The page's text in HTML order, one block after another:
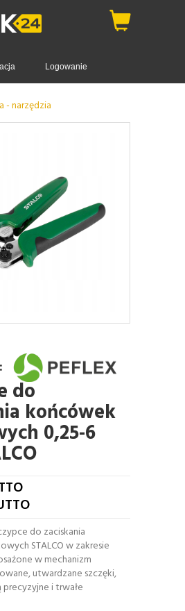
Logowanie
- narzędzia
do
końcówek
0,25-6
do zaciskania
STALCO w zakresie
w mechanizm
utwardzane szczęki,
i trwałe